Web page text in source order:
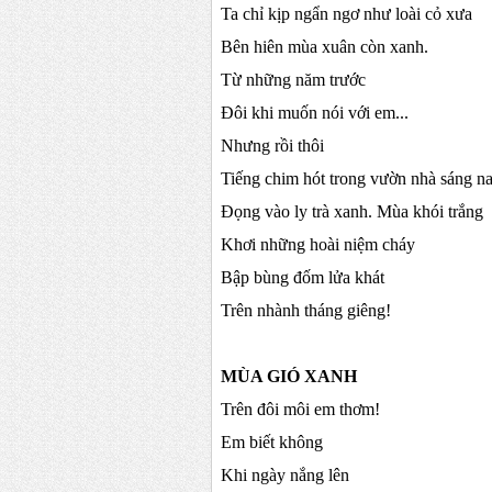
Ta chỉ kịp ngẩn ngơ như loài cỏ xưa
Bên hiên mùa xuân còn xanh.
Từ những năm trước
Đôi khi muốn nói với em...
Nhưng rồi thôi
Tiếng chim hót trong vườn nhà sáng
Đọng vào ly trà xanh. Mùa khói trắng
Khơi những hoài niệm cháy
Bập bùng đốm lửa khát
Trên nhành tháng giêng!
MÙA GIÓ XANH
Trên đôi môi em thơm!
Em biết không
Khi ngày nắng lên